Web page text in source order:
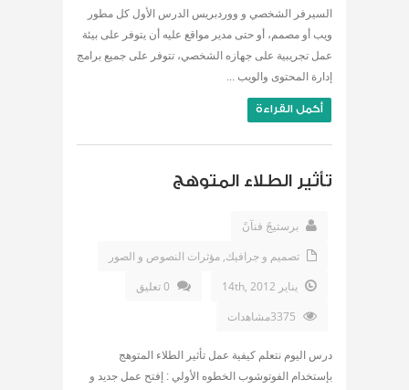
السيرفر الشخصي و ووردبريس الدرس الأول كل مطور
ويب أو مصمم، أو حتى مدير مواقع عليه أن يتوفر على بيئة
عمل تجريبية على جهازه الشخصي، تتوفر على جميع برامج
إدارة المحتوى والويب ...
أكمل القراءة
تأثير الطلاء المتوهج
برستيجً فنآنً
تصميم و جرافيك, مؤثرات النصوص و الصور
يناير 14th, 2012
0 تعليق
درس اليوم نتعلم كيفية عمل تأثير الطلاء المتوهج
بإستخدام الفوتوشوب الخطوه الأولي : إفتح عمل جديد و